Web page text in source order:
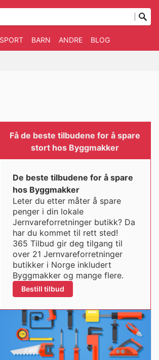
SPORT BARN ANDRE BLOG
Få de beste tilbudene for å spare
stort hos Byggmakker
De beste tilbudene for å spare
hos Byggmakker
Leter du etter måter å spare
penger i din lokale
Jernvareforretninger butikk? Da
har du kommet til rett sted!
365 Tilbud gir deg tilgang til
over 21 Jernvareforretninger
butikker i Norge inkludert
Byggmakker og mange flere.
Bestill tilbud